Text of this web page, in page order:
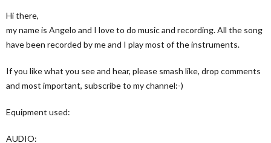
Hi there,
my name is Angelo and I love to do music and recording. All the song
have been recorded by me and I play most of the instruments.
If you like what you see and hear, please smash like, drop comments
and most important, subscribe to my channel:-)
Equipment used:
AUDIO: